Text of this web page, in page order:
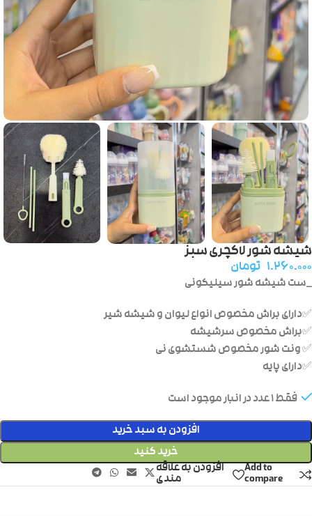
شیشه شور لاکچری سبز
۱.۲۶۰.۰۰۰ تومان
_ست شیشه شور سیلیکونی
✅دارای براش مخصوص انواع لیوان و شیشه شیر
✅براش مخصوص سرشیشه
✅ ونت شور مخصوص شستشوی نی
✅دارای پایه
فقط 1 عدد در انبار موجود است
افزودن به سبد خرید
خرید کنید
Add to
compare
افزودن به علاقه
مندی